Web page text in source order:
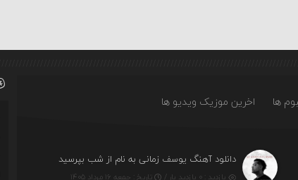
ها اخرین موزیک ویدیو ها
دانلود آهنگ یوسف زمانی به نام از شب بپرسید
بازدید : ۰ بازدید بار / تاریخ : جمعه ۱۶ مرداد ۱۴۰۵